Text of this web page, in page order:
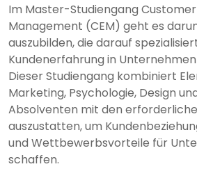
Im Master-Studiengang
Management (CEM) geht es
auszubilden, die darauf
Kundenerfahrung in
Dieser Studiengang kombiniert
Marketing, Psychologie, Design
Absolventen mit den
auszustatten, um
und Wettbewerbsvorteile für
schaffen.